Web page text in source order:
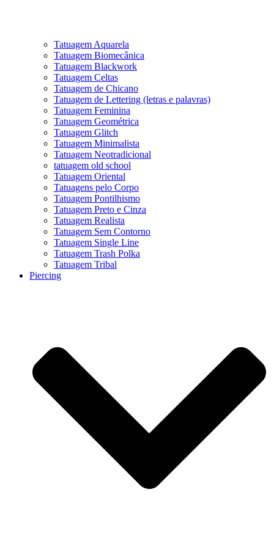
Tatuagem Aquarela
Tatuagem Biomecânica
Tatuagem Blackwork
Tatuagem Celtas
Tatuagem de Chicano
Tatuagem de Lettering (letras e palavras)
Tatuagem Feminina
Tatuagem Geométrica
Tatuagem Glitch
Tatuagem Minimalista
Tatuagem Neotradicional
tatuagem old school
Tatuagem Oriental
Tatuagens pelo Corpo
Tatuagem Pontilhismo
Tatuagem Preto e Cinza
Tatuagem Realista
Tatuagem Sem Contorno
Tatuagem Single Line
Tatuagem Trash Polka
Tatuagem Tribal
Piercing